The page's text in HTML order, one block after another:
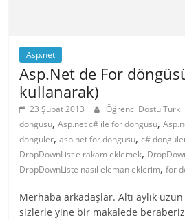
Asp.net
Asp.Net de For
kullanarak)
23 Şubat 2013 Öğrenci Dostu Türk
döngüsü,Asp.net c# ile for döngüsü,
döngüler,asp.net for döngüsü,c#
DropDownList e rakam eklemek,
DropDownListe nasıl eleman eklerim,for
Merhaba arkadaşlar. Altı aylık
sizlerle yine bir makalede